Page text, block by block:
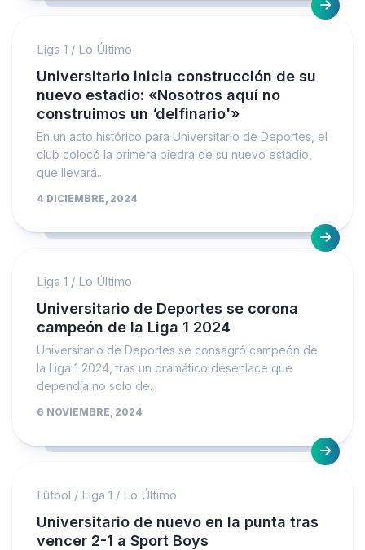
Liga 1 / Lo Último
Universitario inicia construcción de su
nuevo estadio: «Nosotros aquí no
construimos un ‘delfinario'»
En un acto histórico para Universitario de Deportes, el
club colocó la primera piedra de su nuevo estadio,
que llevará...
4 DICIEMBRE, 2024
Liga 1 / Lo Último
Universitario de Deportes se corona
campeón de la Liga 1 2024
Universitario de Deportes se consagró campeón de
la Liga 1 2024, tras un dramático desenlace que
dependía no solo de...
6 NOVIEMBRE, 2024
Fútbol / Liga 1 / Lo Último
Universitario de nuevo en la punta tras
vencer 2-1 a Sport Boys